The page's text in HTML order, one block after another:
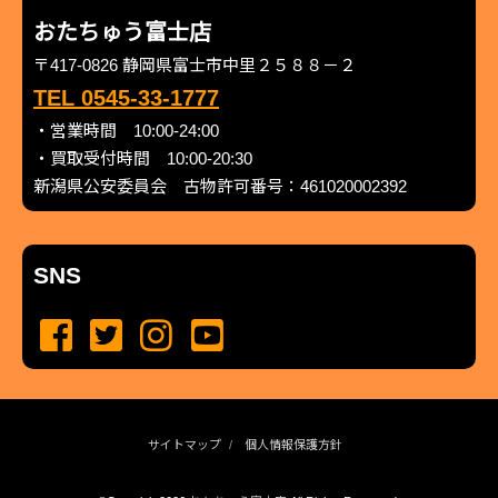
おたちゅう富士店
〒417-0826 静岡県富士市中里２５８８－２
TEL 0545-33-1777
・営業時間 10:00-24:00
・買取受付時間 10:00-20:30
新潟県公安委員会 古物許可番号：461020002392
SNS
サイトマップ 個人情報保護方針